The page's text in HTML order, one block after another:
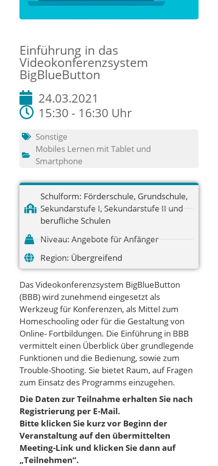
Einführung in das
Videokonferenzsystem
BigBlueButton
24.03.2021
15:30 - 16:30 Uhr
Sonstige
Mobiles Lernen mit Tablet und
Smartphone
Schulform: Förderschule, Grundschule,
Sekundarstufe I, Sekundarstufe II und
berufliche Schulen
Niveau: Angebote für Anfänger
Region: Übergreifend
Das Videokonferenzsystem BigBlueButton
(BBB) wird zunehmend eingesetzt als
Werkzeug für Konferenzen, als Mittel zum
Homeschooling oder für die Gestaltung von
Online- Fortbildungen. Die Einführung in BBB
vermittelt einen Überblick über grundlegende
Funktionen und die Bedienung, sowie zum
Trouble-Shooting. Sie bietet Raum, auf Fragen
zum Einsatz des Programms einzugehen.
Die Daten zur Teilnahme erhalten Sie nach
Registrierung per E-Mail.
Bitte klicken Sie kurz vor Beginn der
Veranstaltung auf den übermittelten
Meeting-Link und klicken Sie dann auf
„Teilnehmen“.